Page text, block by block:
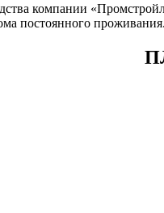
компании
постоянного проживания.